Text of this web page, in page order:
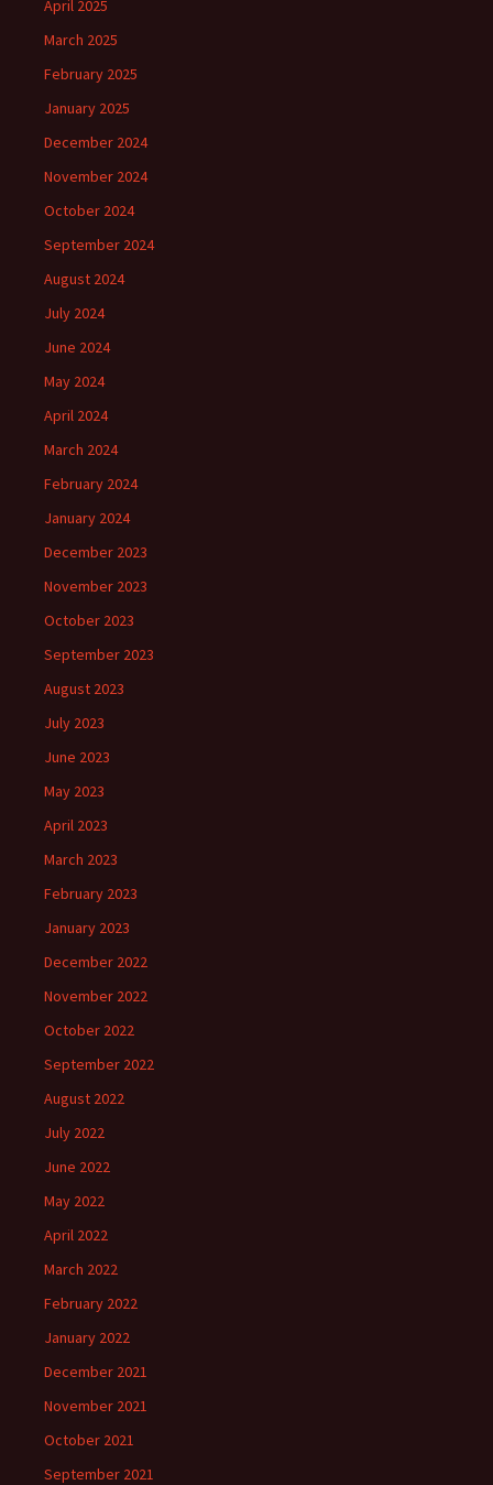
April 2025
March 2025
February 2025
January 2025
December 2024
November 2024
October 2024
September 2024
August 2024
July 2024
June 2024
May 2024
April 2024
March 2024
February 2024
January 2024
December 2023
November 2023
October 2023
September 2023
August 2023
July 2023
June 2023
May 2023
April 2023
March 2023
February 2023
January 2023
December 2022
November 2022
October 2022
September 2022
August 2022
July 2022
June 2022
May 2022
April 2022
March 2022
February 2022
January 2022
December 2021
November 2021
October 2021
September 2021